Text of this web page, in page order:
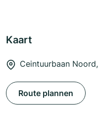
Kaart
Ceintuurbaan Noord,
Route plannen